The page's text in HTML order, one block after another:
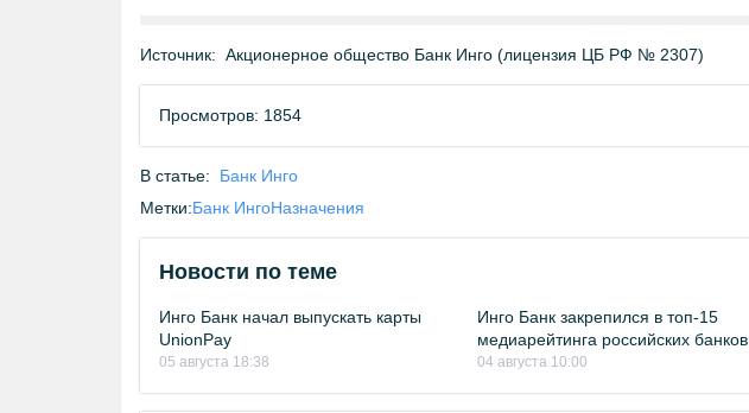
Источник: Акционерное общество Банк Инго (лицензия ЦБ РФ № 2307)
Просмотров: 1854
В статье:
Банк Инго
Метки:Банк ИнгоНазначения
Новости по теме
Инго Банк начал выпускать карты
UnionPay
05 августа 18:38
Инго Банк закрепился в топ-15
медиарейтинга российских банков
04 августа 10:00